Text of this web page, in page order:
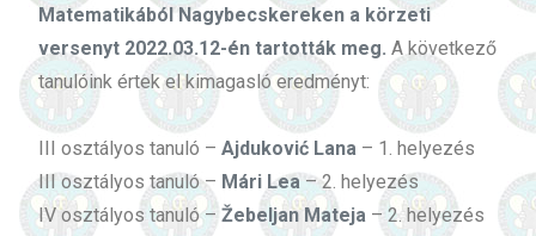
Matematikából Nagybecskereken a körzeti
versenyt 2022.03.12-én tartották meg.A következő
tanulóink értek el kimagasló eredményt:
III osztályos tanuló –Ajduković Lana – 1. helyezés
III osztályos tanuló – Mári Lea – 2. helyezés
IV osztályos tanuló –Žebeljan Mateja – 2. helyezés